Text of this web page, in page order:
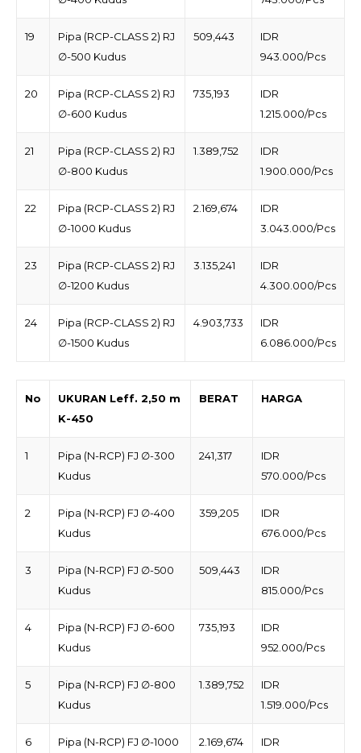
19
Pipa (RCP-CLASS 2) RJ
∅-500 Kudus
509,443
IDR
943.000/Pcs
20
Pipa (RCP-CLASS 2) RJ
∅-600 Kudus
735,193
IDR
1.215.000/Pcs
21
Pipa (RCP-CLASS 2) RJ
∅-800 Kudus
1.389,752
IDR
1.900.000/Pcs
22
Pipa (RCP-CLASS 2) RJ
∅-1000 Kudus
2.169,674
IDR
3.043.000/Pcs
23
Pipa (RCP-CLASS 2) RJ
∅-1200 Kudus
3.135,241
IDR
4.300.000/Pcs
24
Pipa (RCP-CLASS 2) RJ
∅-1500 Kudus
4.903,733
IDR
6.086.000/Pcs
No
UKURAN Leff. 2,50 m
K-450
BERAT HARGA
1
Pipa (N-RCP) FJ ∅-300
Kudus
241,317
IDR
570.000/Pcs
2
Pipa (N-RCP) FJ ∅-400
Kudus
359,205
IDR
676.000/Pcs
3
Pipa (N-RCP) FJ ∅-500
Kudus
509,443
IDR
815.000/Pcs
4
Pipa (N-RCP) FJ ∅-600
Kudus
735,193
IDR
952.000/Pcs
5
Pipa (N-RCP) FJ ∅-800
Kudus
1.389,752
IDR
1.519.000/Pcs
6
Pipa (N-RCP) FJ ∅-1000
2.169,674
IDR